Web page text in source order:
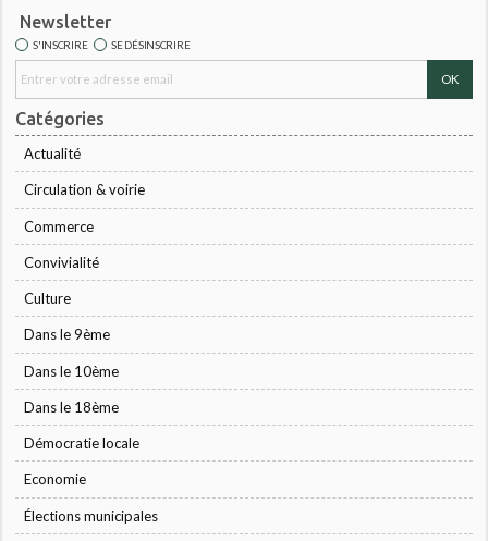
Newsletter
S'INSCRIRE SE DÉSINSCRIRE
Catégories
Actualité
Circulation & voirie
Commerce
Convivialité
Culture
Dans le 9ème
Dans le 10ème
Dans le 18ème
Démocratie locale
Economie
Élections municipales